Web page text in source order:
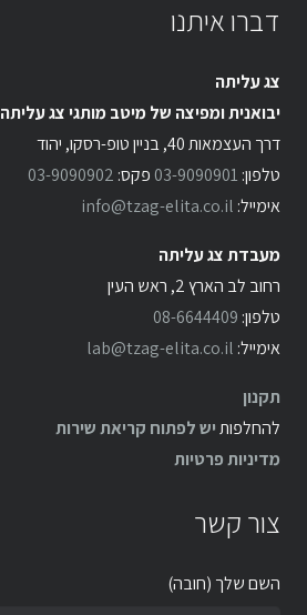
דברו איתנו
צג עליתה
יבואנית ומפיצה של מיטב מותגי צג עליתה
דרך העצמאות 40, בניין טופ-רסקו, יהוד
טלפון: 03-9090901 פקס: 03-9090902
אימייל: info@tzag-elita.co.il
מעבדת צג עליתה
רחוב לב הארץ 2, ראש העין
טלפון: 08-6644409
אימייל: lab@tzag-elita.co.il
תקנון
להחלפותיש לפתוח קריאת שירות
מדיניות פרטיות
צור קשר
השם שלך (חובה)